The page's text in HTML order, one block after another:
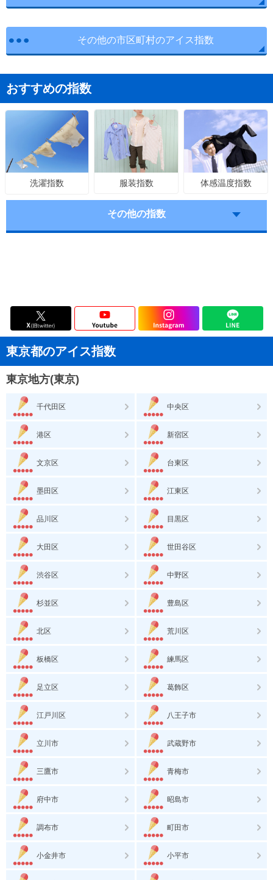
その他の市区町村のアイス指数
おすすめの指数
洗濯指数 服装指数 体感温度指数
その他の指数
東京都のアイス指数
東京地方(東京)
千代田区 中央区
港区 新宿区
文京区 台東区
墨田区 江東区
品川区 目黒区
大田区 世田谷区
渋谷区 中野区
杉並区 豊島区
北区 荒川区
板橋区 練馬区
足立区 葛飾区
江戸川区 八王子市
立川市 武蔵野市
三鷹市 青梅市
府中市 昭島市
調布市 町田市
小金井市 小平市